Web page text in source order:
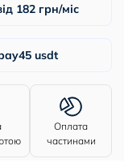
182 грн/міс
45 usdt
Оплата
частинами